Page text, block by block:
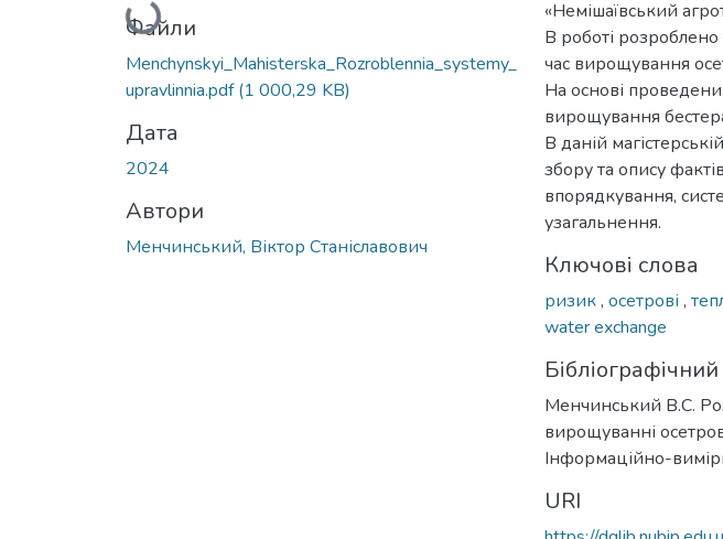
Вантажиться...
Файли
Menchynskyi_Mahisterska_Rozroblennia_systemy_
upravlinnia.pdf(1 000,29 KB)
Дата
2024
Автори
Менчинський, Віктор Станіславович
«Немішаївський
В роботі
час вирощування
На основі
вирощування
В даній
збору та опису
впорядкування,
узагальнення.
Ключові слова
ризик, осетрові ,
water exchange
Менчинський В.С.
вирощуванні
Інформаційно-
URI